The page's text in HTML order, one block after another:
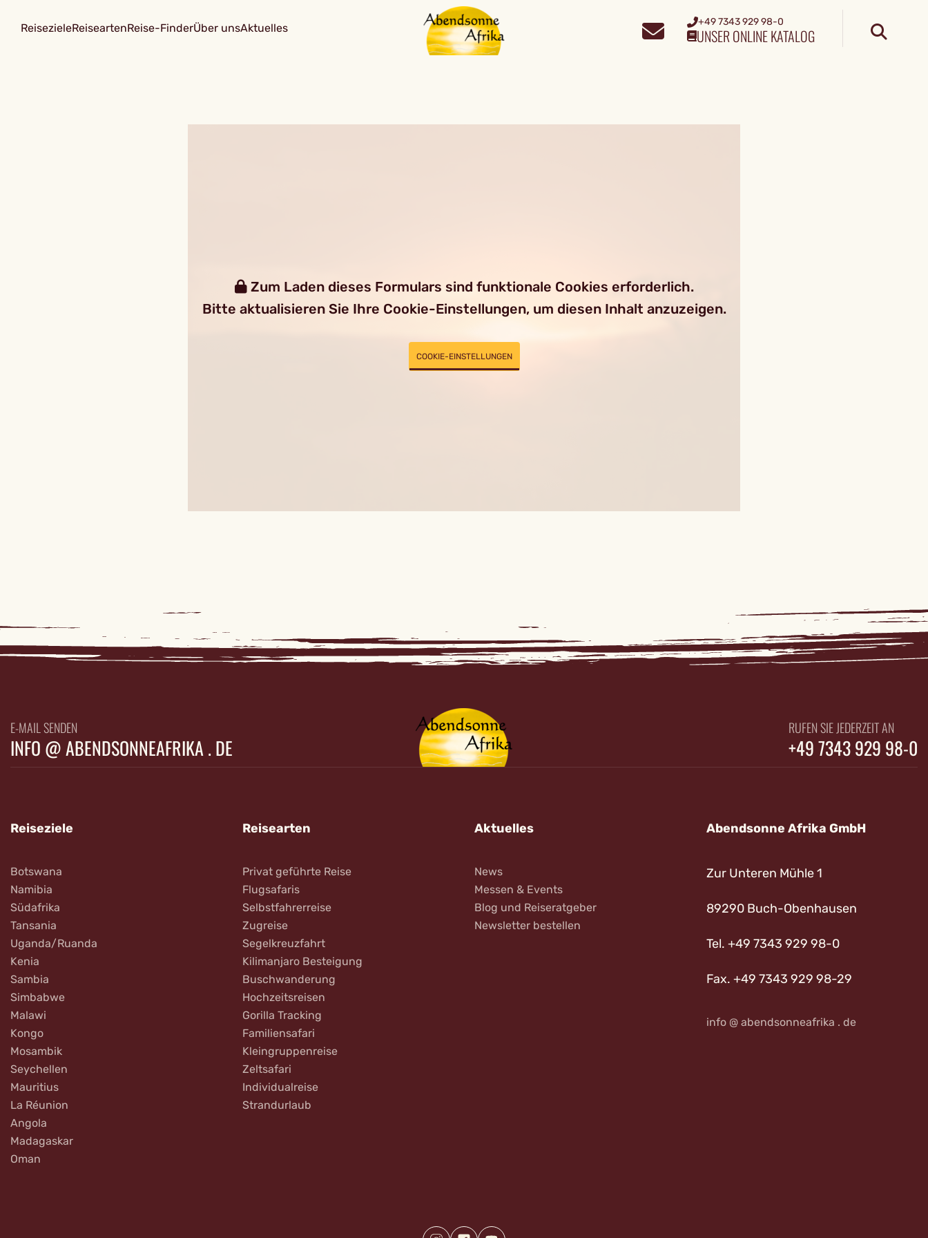
ReisezieleReiseartenReise-FinderÜber unsAktuelles +49 7343 929 98-0
UNSER ONLINE KATALOG
Zum Laden dieses Formulars sind funktionale Cookies erforderlich.
Bitte aktualisieren Sie Ihre Cookie-Einstellungen, um diesen Inhalt anzuzeigen.
COOKIE-EINSTELLUNGEN
E-MAIL SENDEN
INFO @ ABENDSONNEAFRIKA . DE
RUFEN SIE JEDERZEIT AN
+49 7343 929 98-0
Reiseziele
Botswana
Namibia
Südafrika
Tansania
Uganda/Ruanda
Kenia
Sambia
Simbabwe
Malawi
Kongo
Mosambik
Seychellen
Mauritius
La Réunion
Angola
Madagaskar
Oman
Reisearten
Privat geführte Reise
Flugsafaris
Selbstfahrerreise
Zugreise
Segelkreuzfahrt
Kilimanjaro Besteigung
Buschwanderung
Hochzeitsreisen
Gorilla Tracking
Familiensafari
Kleingruppenreise
Zeltsafari
Individualreise
Strandurlaub
Aktuelles
News
Messen & Events
Blog und Reiseratgeber
Newsletter bestellen
Abendsonne Afrika GmbH
Zur Unteren Mühle 1
89290 Buch-Obenhausen
Tel. +49 7343 929 98-0
Fax. +49 7343 929 98-29
info @ abendsonneafrika . de